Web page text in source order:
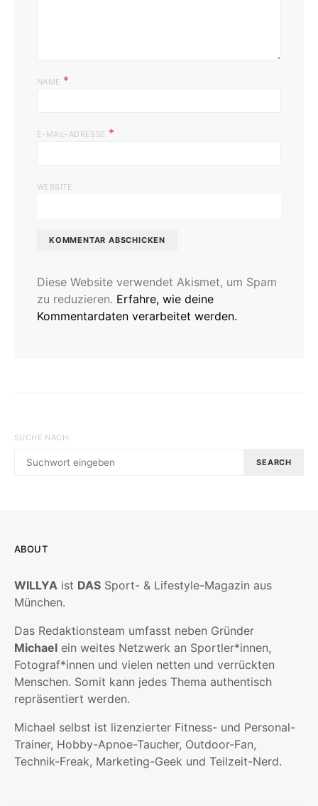
NAME *
E-MAIL-ADRESSE *
WEBSITE
Diese Website verwendet Akismet, um Spam
zu reduzieren. Erfahre, wie deine
Kommentardaten verarbeitet werden.
SUCHE NACH:
SEARCH
ABOUT
WILLYA ist DAS Sport- & Lifestyle-Magazin aus
München.
Das Redaktionsteam umfasst neben Gründer
Michael ein weites Netzwerk an Sportler*innen,
Fotograf*innen und vielen netten und verrückten
Menschen. Somit kann jedes Thema authentisch
repräsentiert werden.
Michael selbst ist lizenzierter Fitness- und Personal-
Trainer, Hobby-Apnoe-Taucher, Outdoor-Fan,
Technik-Freak, Marketing-Geek und Teilzeit-Nerd.